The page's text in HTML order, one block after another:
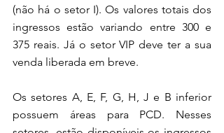
(não há o setor I). Os valores totais dos
ingressos estão variando entre 300 e
375 reais. Já o setor VIP deve ter a sua
venda liberada em breve.
Os setores A, E, F, G, H, J e B inferior
possuem áreas para PCD. Nesses